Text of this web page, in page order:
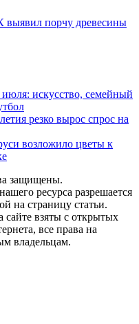
выявил порчу древесины
июля: искусство, семейный
резко вырос спрос на
возложило цветы к
защищены.
ресурса разрешается
на страницу статьи.
взяты с открытых
все права на
владельцам.